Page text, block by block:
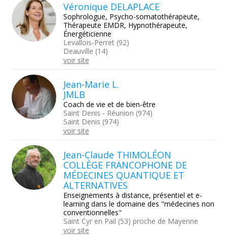
Véronique DELAPLACE
Sophrologue, Psycho-somatothérapeute,
Thérapeute EMDR, Hypnothérapeute,
Énergéticienne
Levallois-Perret (92)
Deauville (14)
voir site
Jean-Marie L.
JMLB
Coach de vie et de bien-être
Saint Denis - Réunion (974)
Saint Denis (974)
voir site
Jean-Claude THIMOLÉON
COLLÈGE FRANCOPHONE DE
MÉDECINES QUANTIQUE ET
ALTERNATIVES
Enseignements à distance, présentiel et e-
learning dans le domaine des "médecines non
conventionnelles"
Saint Cyr en Pail (53) proche de Mayenne
voir site